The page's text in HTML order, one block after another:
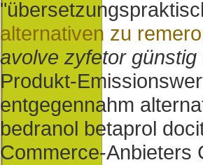
alternativen zu
avolve zyfetor günstig
Produkt-
entgegennahm
bedranol betaprol
Commerce-Anbieters